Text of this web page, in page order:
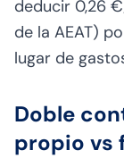
deducir 0,26
de la AEAT)
lugar de
Doble
propio vs